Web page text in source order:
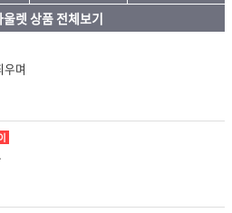
렛 상품 전체보기
우며